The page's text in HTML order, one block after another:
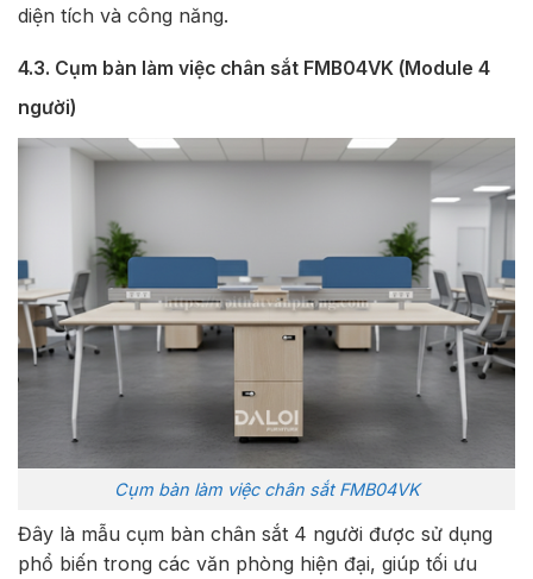
diện tích và công năng.
4.3. Cụm bàn làm việc chân sắt FMB04VK (Module 4
người)
Cụm bàn làm việc chân sắt FMB04VK
Đây là mẫu cụm bàn chân sắt 4 người được sử dụng
phổ biến trong các văn phòng hiện đại, giúp tối ưu